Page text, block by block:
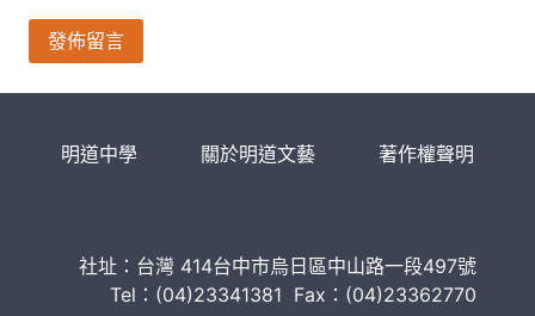
明道中學 關於明道文藝 著作權聲明
社址：台灣 414台中市烏日區中山路一段497號
Tel：(04)23341381 Fax：(04)23362770